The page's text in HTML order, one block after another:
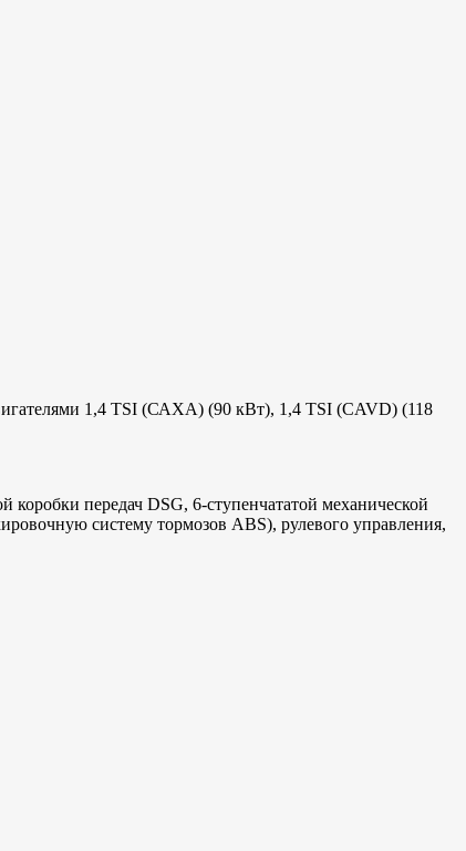
1,4 TSI (САХА) (90 кВт), 1,4 TSI (CAVD) (118
коробки передач DSG, 6-ступенчататой механической
систему тормозов ABS), рулевого управления,